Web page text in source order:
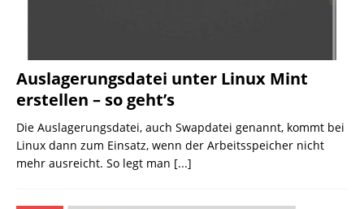
Auslagerungsdatei unter Linux Mint
erstellen – so geht’s
Die Auslagerungsdatei, auch Swapdatei genannt, kommt bei
Linux dann zum Einsatz, wenn der Arbeitsspeicher nicht
mehr ausreicht. So legt man [...]